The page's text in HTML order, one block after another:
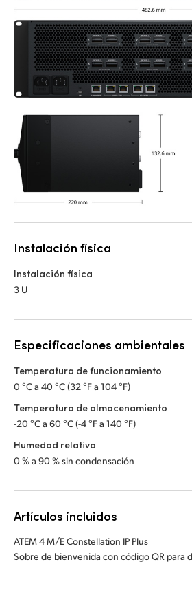
Instalación física
Instalación física
3 U
Especificaciones ambientales
Temperatura de funcionamiento
0 °C a 40 °C (32 °F a 104 °F)
Temperatura de almacenamiento
-20 °C a 60 °C (-4 °F a 140 °F)
Humedad relativa
0 % a 90 % sin condensación
Artículos incluidos
ATEM 4 M/E Constellation IP Plus
Sobre de bienvenida con código QR para